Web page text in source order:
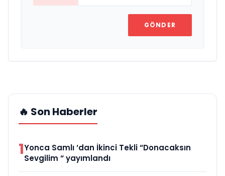
GÖNDER
🔥 Son Haberler
1Yonca Samlı ‘dan İkinci Tekli “Donacaksın
Sevgilim “ yayımlandı